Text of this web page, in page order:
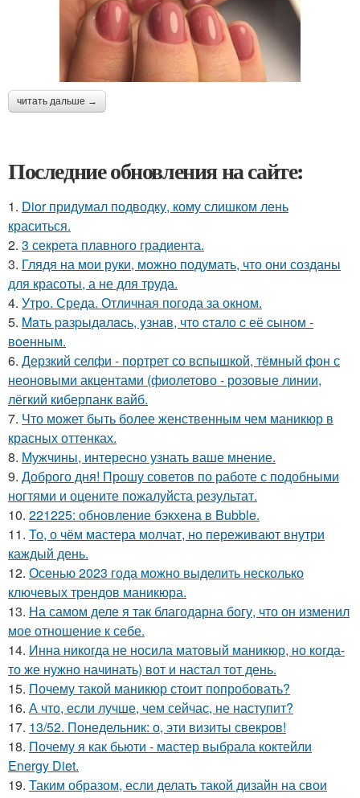
читать дальше →
Последние обновления на сайте:
1. Dior придумал подводку, кому слишком лень
краситься.
2. 3 секрета плавного градиента.
3. Глядя на мои руки, можно подумать, что они созданы
для красоты, а не для труда.
4. Утро. Среда. Отличная погода за окном.
5. Maть paзpыдaлacь, yзнaв, чтo cтaлo c её cынoм -
вoенным.
6. Дерзкий селфи - портрет со вспышкой, тёмный фон с
неоновыми акцентами (фиолетово - розовые линии,
лёгкий киберпанк вайб.
7. Что может быть более женственным чем маникюр в
красных оттенках.
8. Мужчины, интересно узнать ваше мнение.
9. Доброго дня! Прошу советов по работе с подобными
ногтями и оцените пожалуйста результат.
10. 221225: обновление бэкхена в Bubble.
11. То, о чём мастера молчат, но переживают внутри
каждый день.
12. Осенью 2023 года можно выделить несколько
ключевых трендов маникюра.
13. На самом деле я так благодарна богу, что он изменил
мое отношение к себе.
14. Инна никогда не носила матовый маникюр, но когда-
то же нужно начинать) вот и настал тот день.
15. Почему такой маникюр стоит попробовать?
16. А что, если лучше, чем сейчас, не наступит?
17. 13/52. Понедельник: о, эти визиты свекров!
18. Почему я как бьюти - мастер выбрала коктейли
Energy Diet.
19. Таким образом, если делать такой дизайн на свои